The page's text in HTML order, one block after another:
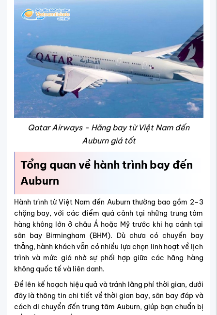
Qatar Airways - Hãng bay từ Việt Nam đến
Auburn giá tốt
Tổng quan về hành trình bay đến
Auburn
Hành trình từ Việt Nam đến Auburn thường bao gồm 2–3
chặng bay, với các điểm quá cảnh tại những trung tâm
hàng không lớn ở châu Á hoặc Mỹ trước khi hạ cánh tại
sân bay Birmingham (BHM). Dù chưa có chuyến bay
thẳng, hành khách vẫn có nhiều lựa chọn linh hoạt về lịch
trình và mức giá nhờ sự phối hợp giữa các hãng hàng
không quốc tế và liên danh.
Để lên kế hoạch hiệu quả và tránh lãng phí thời gian, dưới
đây là thông tin chi tiết về thời gian bay, sân bay đáp và
cách di chuyển đến trung tâm Auburn, giúp bạn chuẩn bị